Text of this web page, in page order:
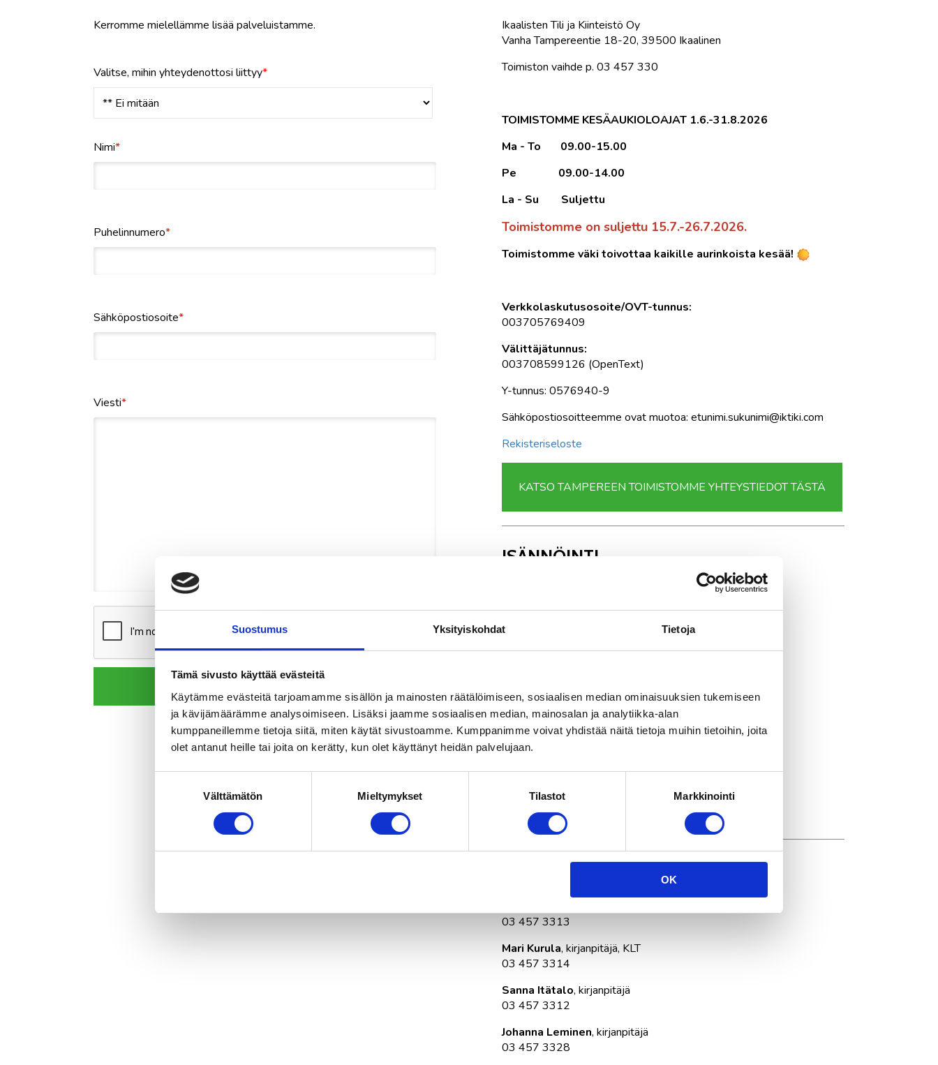
Suostumus Yksityiskohdat Tietoja
Tämä sivusto käyttää evästeitä
Käytämme evästeitä tarjoamamme sisällön ja mainosten räätälöimiseen, sosiaalisen median ominaisuuksien tukemiseen
ja kävijämäärämme analysoimiseen. Lisäksi jaamme sosiaalisen median, mainosalan ja analytiikka-alan
kumppaneillemme tietoja siitä, miten käytät sivustoamme. Kumppanimme voivat yhdistää näitä tietoja muihin tietoihin, joita
olet antanut heille tai joita on kerätty, kun olet käyttänyt heidän palvelujaan.
Välttämätön Mieltymykset Tilastot Markkinointi
OK
Kerromme mielellämme lisää palveluistamme.
Valitse, mihin yhteydenottosi liittyy*
Nimi*
Puhelinnumero*
Sähköpostiosoite*
Viesti*
Ikaalisten Tili ja Kiinteistö Oy
Vanha Tampereentie 18-20, 39500 Ikaalinen
Toimiston vaihde p. 03 457 330
TOIMISTOMME KESÄAUKIOLOAJAT 1.6.-31.8.2026
Ma - To 09.00-15.00
Pe 09.00-14.00
La - Su Suljettu
Toimistomme on suljettu 15.7.-26.7.2026.
Toimistomme väki toivottaa kaikille aurinkoista kesää!
Verkkolaskutusosoite/OVT-tunnus:
003705769409
Välittäjätunnus:
003708599126 (OpenText)
Y-tunnus: 0576940-9
Sähköpostiosoitteemme ovat muotoa: etunimi.sukunimi@iktiki.com
Rekisteriseloste
KATSO TAMPEREEN TOIMISTOMME YHTEYSTIEDOT TÄSTÄ
ISÄNNÖINTI
isännöitsijä ja toimitusjohtaja
03 457 3311
0400 231 345
Tii Laine,isännöitsijä
Petteri Toivonen,isännöitsijä
041 313 7451
Kirsi Kulmala,kiinteistösihteeri
03 457 3319
Sari Rajamäki,kiinteistösihteeri
03 457 3317
TILITOIMISTO
03 457 3313
Mari Kurula, kirjanpitäjä, KLT
03 457 3314
Sanna Itätalo, kirjanpitäjä
03 457 3312
Johanna Leminen, kirjanpitäjä
03 457 3328